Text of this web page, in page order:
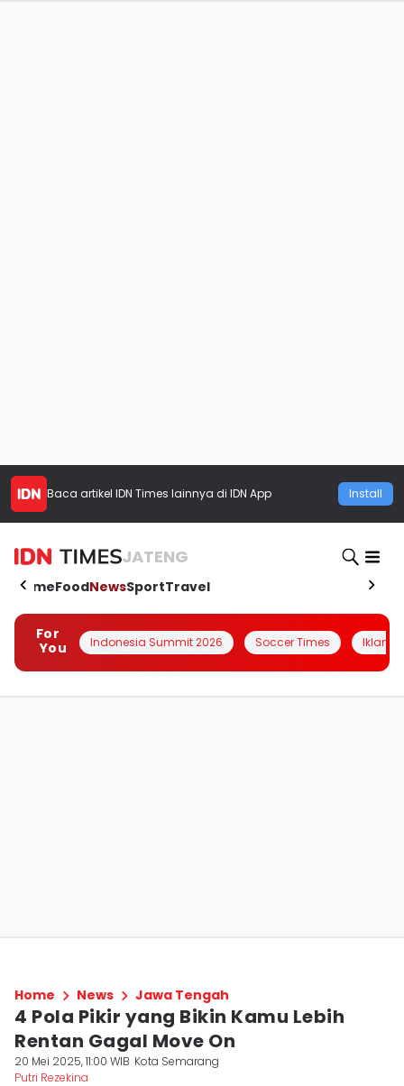
Baca artikel IDN Times lainnya di IDN App Install
JATENG
HomeFoodNewsSportTravel
For
You
Indonesia Summit 2026 Soccer Times Iklanin
Home News Jawa Tengah
4 Pola Pikir yang Bikin Kamu Lebih
Rentan Gagal Move On
20 Mei 2025, 11:00 WIB Kota Semarang
Putri Rezekina